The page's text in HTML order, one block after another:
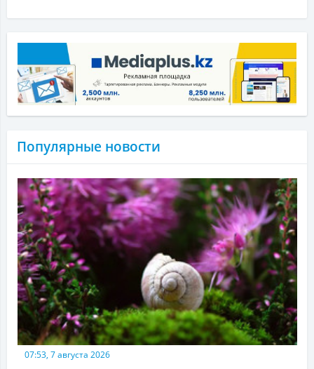
Популярные новости
07:53, 7 августа 2026